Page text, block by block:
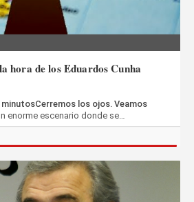
hora de los Eduardos Cunha
los ojos. Veamos
enorme escenario donde se…